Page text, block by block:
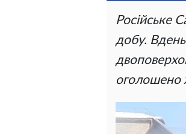
Російське
добу.
оголошено